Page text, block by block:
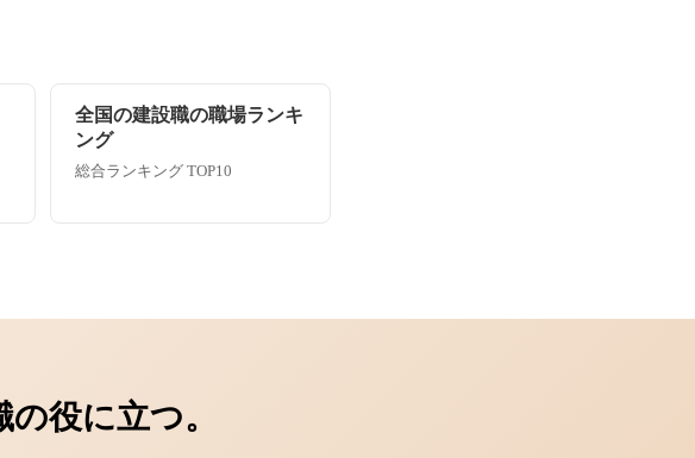
全国の建設職の職場ランキ
ング
総合ランキング TOP10
役に立つ。